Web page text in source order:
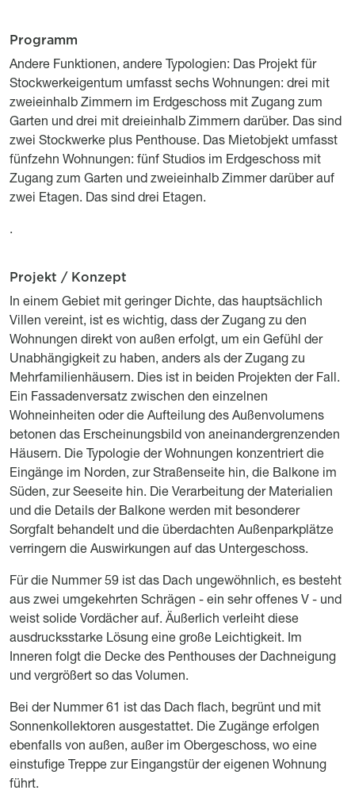
Titre
Programm
Description
Andere Funktionen, andere Typologien: Das Projekt für
Stockwerkeigentum umfasst sechs Wohnungen: drei mit
zweieinhalb Zimmern im Erdgeschoss mit Zugang zum
Garten und drei mit dreieinhalb Zimmern darüber. Das sind
zwei Stockwerke plus Penthouse. Das Mietobjekt umfasst
fünfzehn Wohnungen: fünf Studios im Erdgeschoss mit
Zugang zum Garten und zweieinhalb Zimmer darüber auf
zwei Etagen. Das sind drei Etagen.
.
Titre
Projekt / Konzept
Description
In einem Gebiet mit geringer Dichte, das hauptsächlich
Villen vereint, ist es wichtig, dass der Zugang zu den
Wohnungen direkt von außen erfolgt, um ein Gefühl der
Unabhängigkeit zu haben, anders als der Zugang zu
Mehrfamilienhäusern. Dies ist in beiden Projekten der Fall.
Ein Fassadenversatz zwischen den einzelnen
Wohneinheiten oder die Aufteilung des Außenvolumens
betonen das Erscheinungsbild von aneinandergrenzenden
Häusern. Die Typologie der Wohnungen konzentriert die
Eingänge im Norden, zur Straßenseite hin, die Balkone im
Süden, zur Seeseite hin. Die Verarbeitung der Materialien
und die Details der Balkone werden mit besonderer
Sorgfalt behandelt und die überdachten Außenparkplätze
verringern die Auswirkungen auf das Untergeschoss.
Für die Nummer 59 ist das Dach ungewöhnlich, es besteht
aus zwei umgekehrten Schrägen - ein sehr offenes V - und
weist solide Vordächer auf. Äußerlich verleiht diese
ausdrucksstarke Lösung eine große Leichtigkeit. Im
Inneren folgt die Decke des Penthouses der Dachneigung
und vergrößert so das Volumen.
Bei der Nummer 61 ist das Dach flach, begrünt und mit
Sonnenkollektoren ausgestattet. Die Zugänge erfolgen
ebenfalls von außen, außer im Obergeschoss, wo eine
einstufige Treppe zur Eingangstür der eigenen Wohnung
führt.